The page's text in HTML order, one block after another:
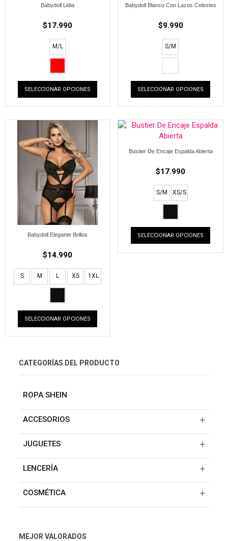
Babydoll Lidia
$17.990
M/L
SELECCIONAR OPCIONES
Babydoll Blanco Con Lazos Celestes
$9.990
S/M
SELECCIONAR OPCIONES
Babydoll Elegante Brillos
$14.990
S M L XS 1XL
SELECCIONAR OPCIONES
Bustier De Encaje Espalda Abierta
$17.990
S/M XS/S
SELECCIONAR OPCIONES
CATEGORÍAS DEL PRODUCTO
ROPA SHEIN
ACCESORIOS
JUGUETES
LENCERÍA
COSMÉTICA
MEJOR VALORADOS